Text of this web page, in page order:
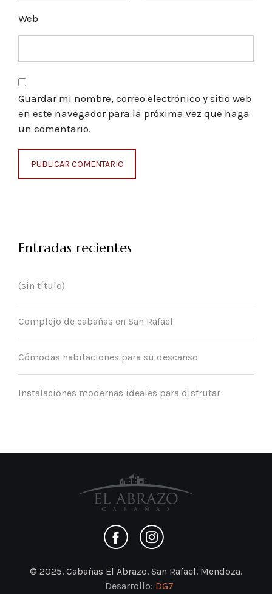
Web
Guardar mi nombre, correo electrónico y sitio web
en este navegador para la próxima vez que haga
un comentario.
Entradas recientes
(sin título)
Complejo de cabañas en San Rafael
Cómodas habitaciones para su descanso
Instalaciones modernas ideales para disfrutar
© 2025. Cabañas El Abrazo. San Rafael. Mendoza.
Desarrollo: DG7